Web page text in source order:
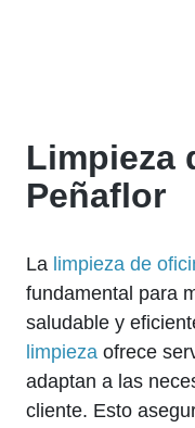
Limpieza
Peñaflor
La limpieza de
fundamental para
saludable y
limpieza ofrece
adaptan a las
cliente. Esto